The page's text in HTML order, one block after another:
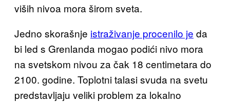
viših nivoa mora širom sveta.
Jedno skorašnje istraživanje procenilo je da
bi led s Grenlanda mogao podići nivo mora
na svetskom nivou za čak 18 centimetara do
2100. godine. Toplotni talasi svuda na svetu
predstavljaju veliki problem za lokalno